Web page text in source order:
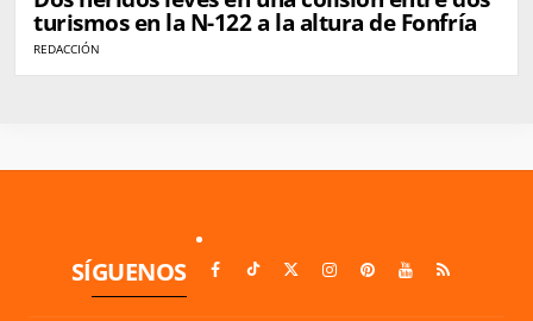
turismos en la N-122 a la altura de Fonfría
REDACCIÓN
SÍGUENOS